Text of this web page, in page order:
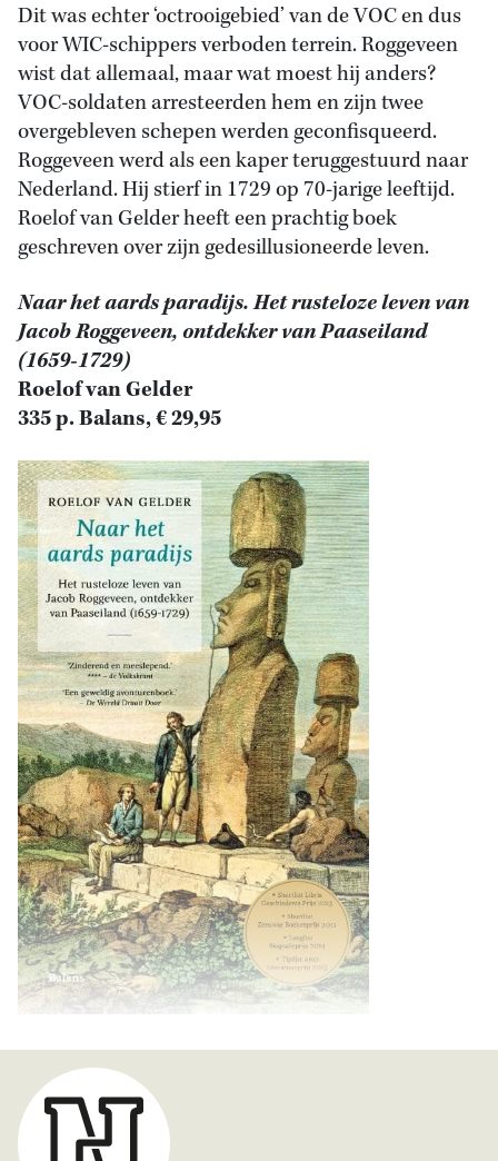
Dit was echter ‘octrooigebied’ van de VOC en dus
voor WIC-schippers verboden terrein. Roggeveen
wist dat allemaal, maar wat moest hij anders?
VOC-soldaten arresteerden hem en zijn twee
overgebleven schepen werden geconfisqueerd.
Roggeveen werd als een kaper teruggestuurd naar
Nederland. Hij stierf in 1729 op 70-jarige leeftijd.
Roelof van Gelder heeft een prachtig boek
geschreven over zijn gedesillusioneerde leven.
Naar het aards paradijs. Het rusteloze leven van
Jacob Roggeveen, ontdekker van Paaseiland
(1659-1729)
Roelof van Gelder
335 p. Balans, € 29,95